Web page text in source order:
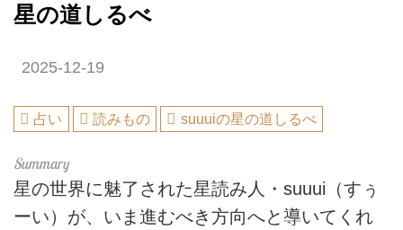
星の道しるべ
2025-12-19
占い 読みもの suuuiの星の道しるべ
星の世界に魅了された星読み人・suuui（すぅ
ーい）が、いま進むべき方向へと導いてくれ